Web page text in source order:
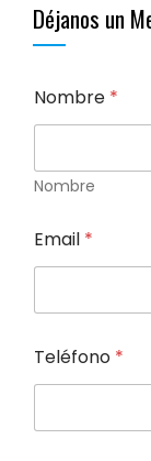
Déjanos un
Nombre *
Nombre
Email *
Teléfono *